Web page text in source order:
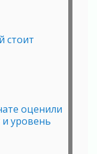
стоит
оценили
уровень